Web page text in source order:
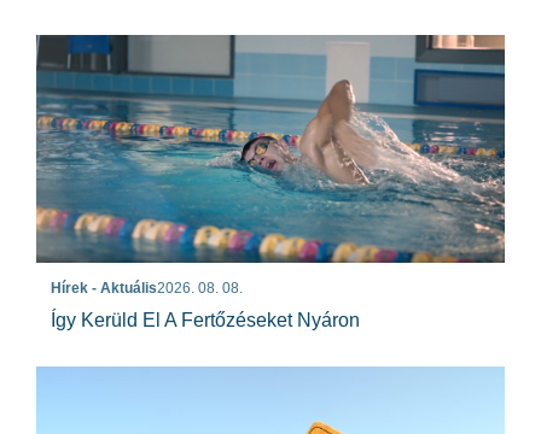
Hírek - Aktuális2026. 08. 08.
Így Kerüld El A Fertőzéseket Nyáron